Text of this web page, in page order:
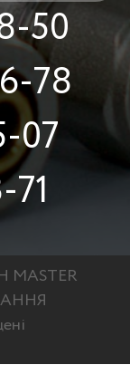
50
78
07
MASTER